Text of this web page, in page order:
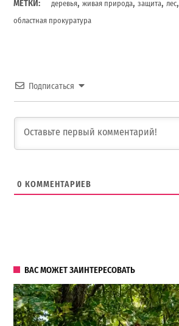
МЕТКИ: деревья живая природа защита лес
областная прокуратура
Подписаться
0 КОММЕНТАРИЕВ
ВАС МОЖЕТ ЗАИНТЕРЕСОВАТЬ